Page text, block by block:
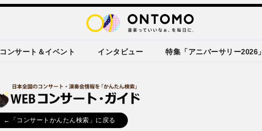
コンサート＆イベント インタビュー 特集「アニバーサリー2026」
←「コンサートかんたん検索」に戻る